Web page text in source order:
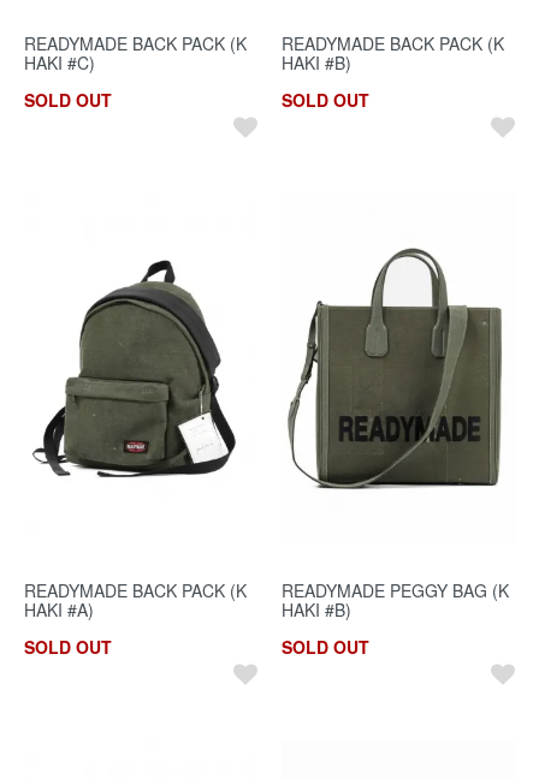
READYMADE BACK PACK (K
HAKI #C)
SOLD OUT
READYMADE BACK PACK (K
HAKI #B)
SOLD OUT
READYMADE BACK PACK (K
HAKI #A)
SOLD OUT
READYMADE PEGGY BAG (K
HAKI #B)
SOLD OUT